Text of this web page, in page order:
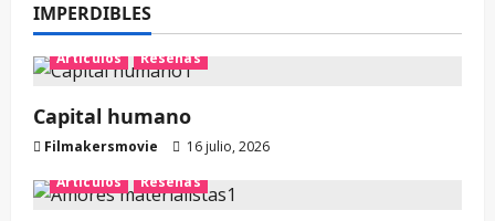
IMPERDIBLES
Artículos Reseñas
Capital humano
Filmakersmovie
16 julio, 2026
Artículos
Reseñas